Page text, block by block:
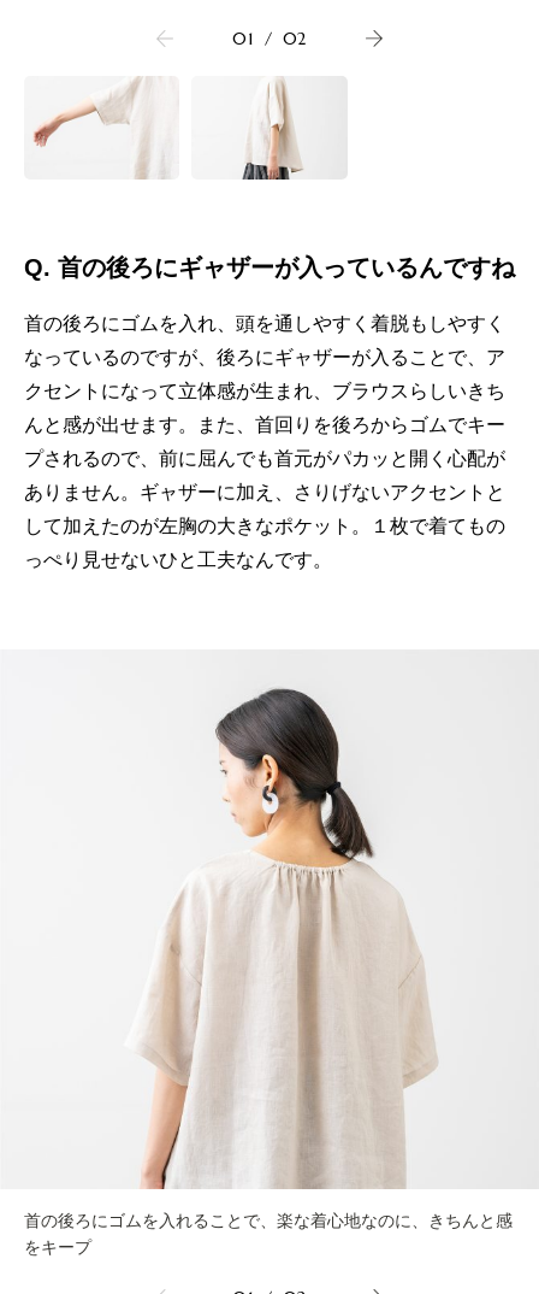
01 / 02
Q. 首の後ろにギャザーが入っているんですね
首の後ろにゴムを入れ、頭を通しやすく着脱もしやすく
なっているのですが、後ろにギャザーが入ることで、ア
クセントになって立体感が生まれ、ブラウスらしいきち
んと感が出せます。また、首回りを後ろからゴムでキー
プされるので、前に屈んでも首元がパカッと開く心配が
ありません。ギャザーに加え、さりげないアクセントと
して加えたのが左胸の大きなポケット。１枚で着てもの
っぺり見せないひと工夫なんです。
首の後ろにゴムを入れることで、楽な着心地なのに、きちんと感
をキープ